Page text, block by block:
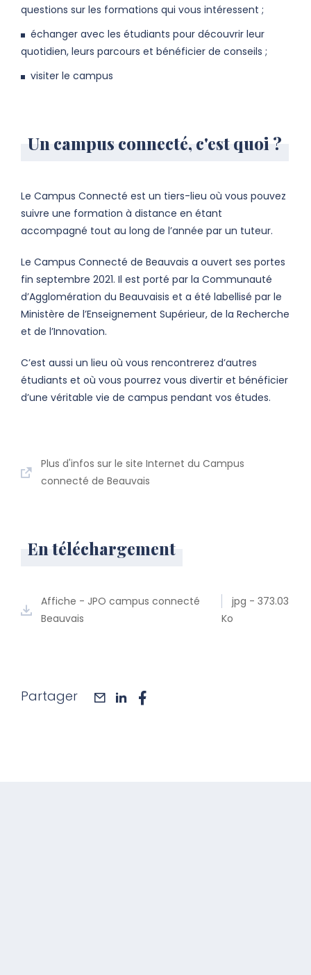
questions sur les formations qui vous intéressent ;
échanger avec les étudiants pour découvrir leur
quotidien, leurs parcours et bénéficier de conseils ;
visiter le campus
Un campus connecté, c'est quoi ?
Le Campus Connecté est un tiers-lieu où vous pouvez
suivre une formation à distance en étant
accompagné tout au long de l’année par un tuteur.
Le Campus Connecté de Beauvais a ouvert ses portes
fin septembre 2021. Il est porté par la Communauté
d’Agglomération du Beauvaisis et a été labellisé par le
Ministère de l’Enseignement Supérieur, de la Recherche
et de l’Innovation.
C’est aussi un lieu où vous rencontrerez d’autres
étudiants et où vous pourrez vous divertir et bénéficier
d’une véritable vie de campus pendant vos études.
Plus d'infos sur le site Internet du Campus
connecté de Beauvais
En téléchargement
Affiche - JPO campus connecté
Beauvais
jpg - 373.03
Ko
Partager maillinkedin